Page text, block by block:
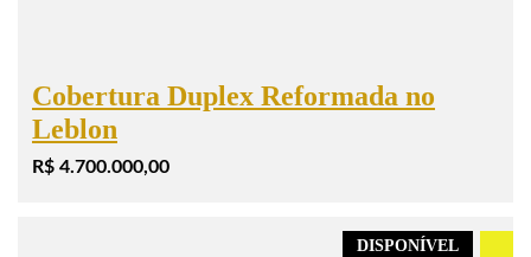
Cobertura Duplex Reformada no
Leblon
R$ 4.700.000,00
DISPONÍVEL